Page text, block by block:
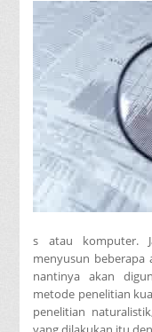
s atau komputer.
menyusun beberapa
nantinya akan
metode penelitian
penelitian